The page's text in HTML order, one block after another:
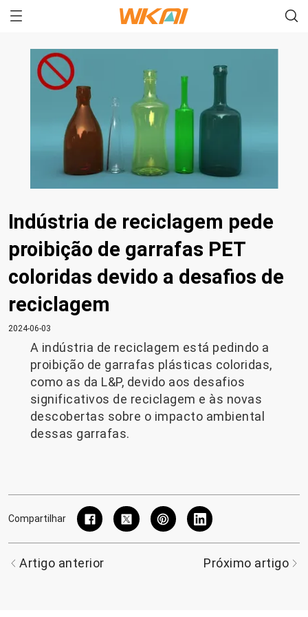
Indústria de reciclagem pede
proibição de garrafas PET
coloridas devido a desafios de
reciclagem
2024-06-03
A indústria de reciclagem está pedindo a
proibição de garrafas plásticas coloridas,
como as da L&P, devido aos desafios
significativos de reciclagem e às novas
descobertas sobre o impacto ambiental
dessas garrafas.
Compartilhar
Artigo anterior Próximo artigo